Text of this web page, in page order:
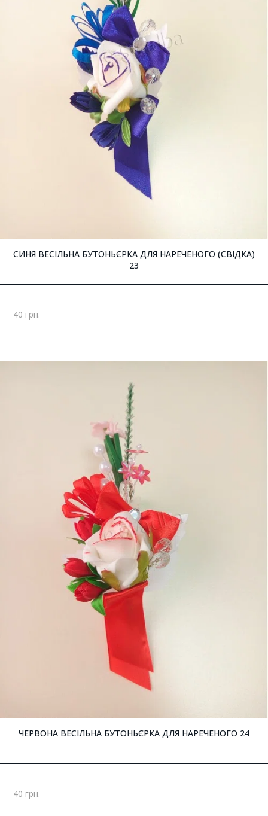
СИНЯ ВЕСІЛЬНА БУТОНЬЄРКА ДЛЯ НАРЕЧЕНОГО (СВІДКА)
23
40 грн.
ЧЕРВОНА ВЕСІЛЬНА БУТОНЬЄРКА ДЛЯ НАРЕЧЕНОГО 24
40 грн.